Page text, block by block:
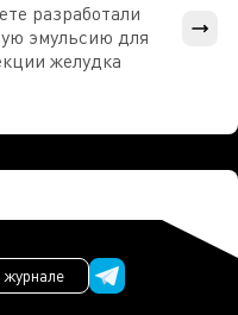
разработали
эмульсию для
желудка
журнале